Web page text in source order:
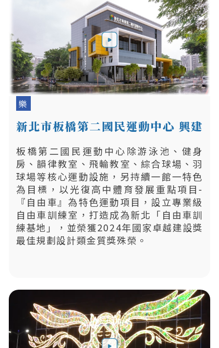
樂
新北市板橋第二國民運動中心 興建
板橋第二國民運動中心除游泳池、健身
房、韻律教室、飛輪教室、綜合球場、羽
球場等核心運動設施，另持續一館一特色
為目標，以光復高中體育發展重點項目-
『自由車』為特色運動項目，設立專業級
自由車訓練室，打造成為新北「自由車訓
練基地」，並榮獲2024年國家卓越建設獎
最佳規劃設計類金質獎殊榮。